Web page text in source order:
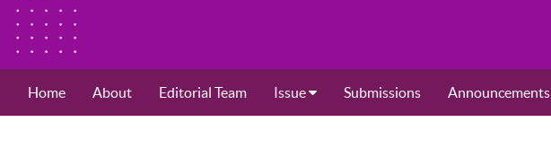
Home About Editorial Team Issue Submissions Announcements